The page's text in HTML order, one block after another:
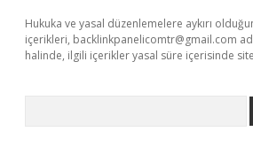
Hukuka ve yasal düzenlemelere aykırı
içerikleri, backlinkpanelicomtr@gmail.com
halinde, ilgili içerikler yasal süre içerisinde